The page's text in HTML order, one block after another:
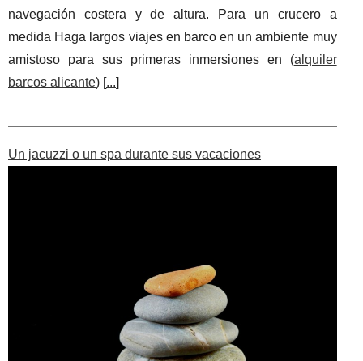
navegación costera y de altura. Para un crucero a
medida Haga largos viajes en barco en un ambiente muy
amistoso para sus primeras inmersiones en (alquiler
barcos alicante) [ ...
Un jacuzzi o un spa durante sus vacaciones